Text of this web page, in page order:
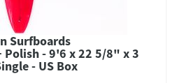
Surfboards
Polish - 9'6 x 22 5/8" x 3
- US Box